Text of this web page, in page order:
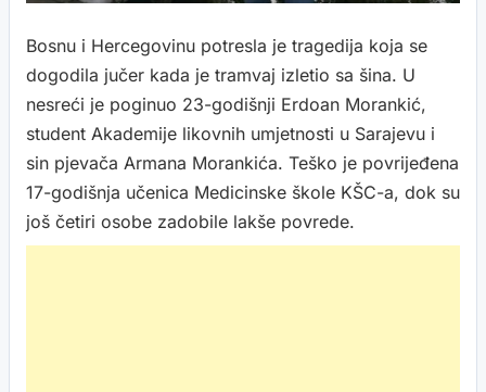
Bosnu i Hercegovinu potresla je tragedija koja se
dogodila jučer kada je tramvaj izletio sa šina. U
nesreći je poginuo 23-godišnji Erdoan Morankić,
student Akademije likovnih umjetnosti u Sarajevu i
sin pjevača Armana Morankića. Teško je povrijeđena
17-godišnja učenica Medicinske škole KŠC-a, dok su
još četiri osobe zadobile lakše povrede.